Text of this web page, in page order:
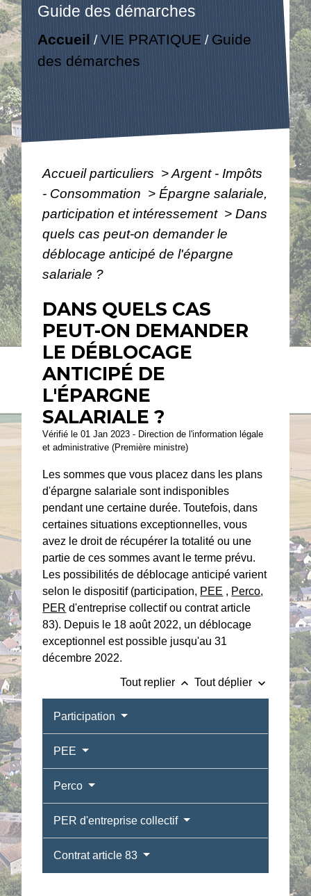
Guide des démarches
Accueil /VIE PRATIQUE / Guide
des démarches
Accueil particuliers >Argent - Impôts
- Consommation > Épargne salariale,
participation et intéressement > Dans
quels cas peut-on demander le
déblocage anticipé de l'épargne
salariale ?
DANS QUELS CAS
PEUT-ON DEMANDER
LE DÉBLOCAGE
ANTICIPÉ DE
L'ÉPARGNE
SALARIALE ?
Vérifié le 01 Jan 2023 - Direction de l'information légale
et administrative (Première ministre)
Les sommes que vous placez dans les plans
d'épargne salariale sont indisponibles
pendant une certaine durée. Toutefois, dans
certaines situations exceptionnelles, vous
avez le droit de récupérer la totalité ou une
partie de ces sommes avant le terme prévu.
Les possibilités de déblocage anticipé varient
selon le dispositif (participation, PEE , Perco,
PER d'entreprise collectif ou contrat article
83). Depuis le 18 août 2022, un déblocage
exceptionnel est possible jusqu'au 31
décembre 2022.
Tout replier keyboard_arrow_up Tout déplier keyboard_arrow_down
Participation
PEE
Perco
PER d'entreprise collectif
Contrat article 83